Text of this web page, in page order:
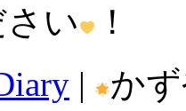
い
！
|
か